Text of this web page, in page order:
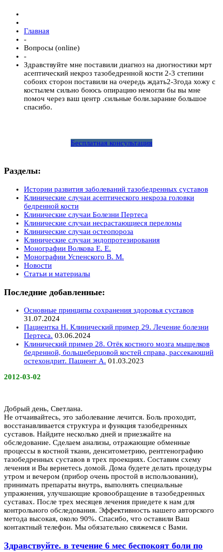
Главная
-
Вопросы (online)
-
Здравствуйте мне поставили диагноз на диогностики мрт
асептический некроз тазобедренной кости 2-3 степини
собоих сторон поставили на очередь ждать2-3года хожу с
костылем сильно боюсь опирацию немогли бы вы мне
помоч через ваш центр .сильные боли.зарание большое
спасибо.
Бесплатная консультация
Разделы:
Истории развития заболеваний тазобедренных суставов
Клинические случаи асептического некроза головки
бедренной кости
Клинические случаи Болезни Пертеса
Клинические случаи несрастающиеся переломы
Клинические случаи остеопороза
Клинические случаи эндопротезирования
Монографии Волкова Е. Е.
Монографии Успенского В. М.
Новости
Статьи и материалы
Последние добавленные:
Основные принципы сохранения здоровья суставов
31.07.2024
Пациентка Н. Клинический пример 29. Лечение болезни
Пертеса. 03.06.2024
Клинический пример 28. Отёк костного мозга мыщелков
бедренной, большеберцовой костей справа, рассекающий
остехондрит. Пациент А. 01.03.2023
2012-03-02
Добрый день, Светлана.
Не отчаивайтесь, это заболевание лечится. Боль проходит,
восстанавливается структура и функция тазобедренных
суставов. Найдите несколько дней и приезжайте на
обследование. Сделаем анализы, отражающие обменные
процессы в костной ткани, денситометрию, рентгенографию
тазобедренных суставов в трех проекциях. Составим схему
лечения и Вы вернетесь домой. Дома будете делать процедуры
утром и вечером (прибор очень простой в использовании),
принимать препараты внутрь, выполнять специальные
упражнения, улучшающие кровообращение в тазобедренных
суставах. После трех месяцев лечения приедете к нам для
контрольного обследования. Эффективность нашего авторского
метода высокая, около 90%. Спасибо, что оставили Ваш
контактный телефон. Мы обязательно свяжемся с Вами.
Здравствуйте. в течение 6 мес беспокоят боли по